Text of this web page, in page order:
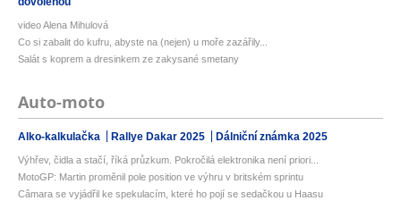
video Alena Mihulová
Co si zabalit do kufru, abyste na (nejen) u moře zazářily...
Salát s koprem a dresinkem ze zakysané smetany
Auto-moto
Alko-kalkulačka Rallye Dakar 2025 Dálniční známka 2025
Výhřev, čidla a stačí, říká průzkum. Pokročilá elektronika není priori...
MotoGP: Martin proměnil pole position ve výhru v britském sprintu
Câmara se vyjádřil ke spekulacím, které ho pojí se sedačkou u Haasu